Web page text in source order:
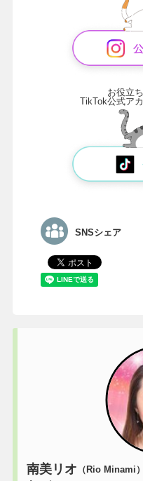
お役立
TikTok公式ア
SNSシェア
南美リオ （Rio Minami）